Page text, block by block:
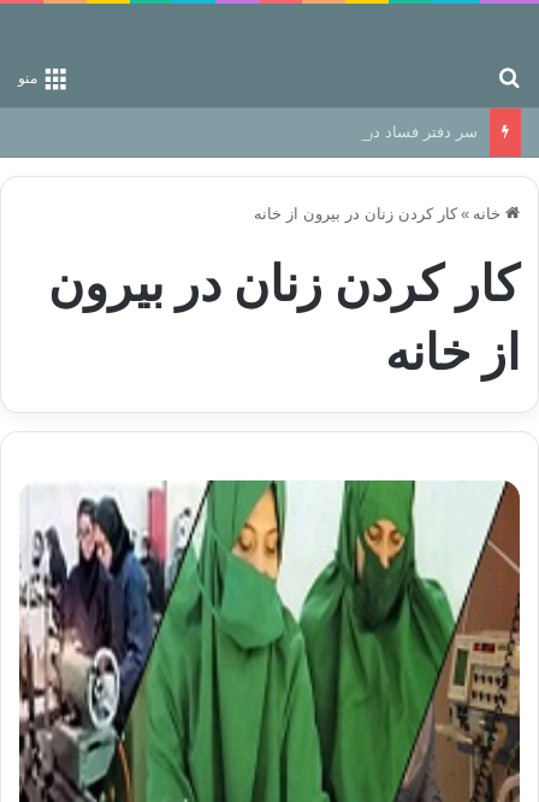
منو
سر دفتر فساد در زمین‌، دوری وکناره‌گیری از راه خداست‌!
خانه » کار کردن زنان در بیرون از خانه
کار کردن زنان در بیرون
از خانه